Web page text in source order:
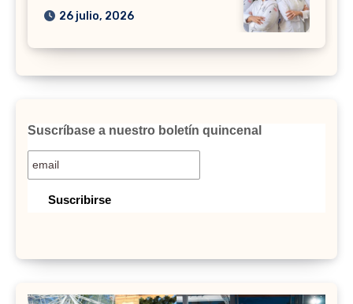
26 julio, 2026
Suscríbase a nuestro boletín quincenal